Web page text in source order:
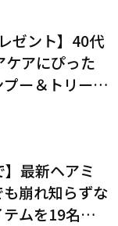
ゼント】40代
ケアにぴった
ー＆トリート
】最新ヘアミ
崩れ知らずな
ムを19名様